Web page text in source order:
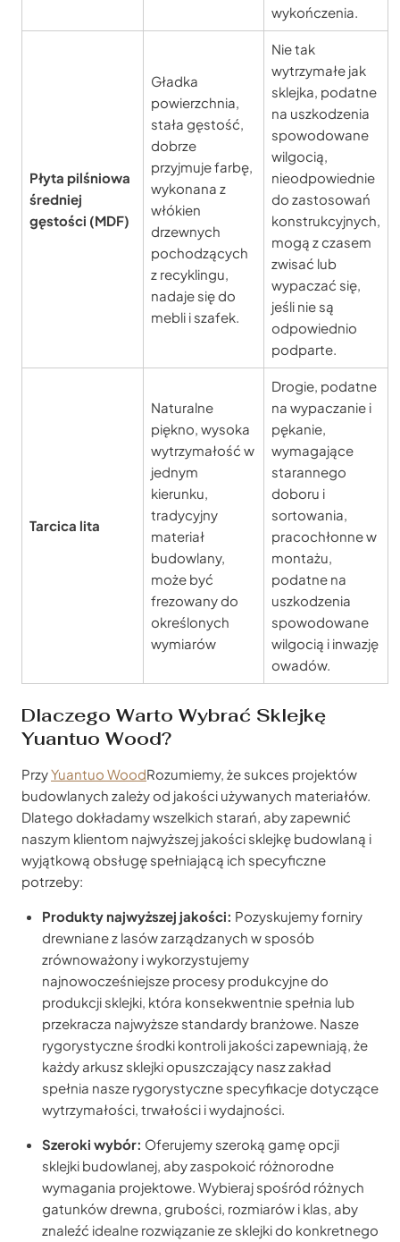
wykończenia.
Płyta pilśniowa
średniej
gęstości (MDF)
Gładka
powierzchnia,
stała gęstość,
dobrze
przyjmuje farbę,
wykonana z
włókien
drzewnych
pochodzących
z recyklingu,
nadaje się do
mebli i szafek.
Nie tak
wytrzymałe jak
sklejka, podatne
na uszkodzenia
spowodowane
wilgocią,
nieodpowiednie
do zastosowań
konstrukcyjnych,
mogą z czasem
zwisać lub
wypaczać się,
jeśli nie są
odpowiednio
podparte.
Tarcica lita
Naturalne
piękno, wysoka
wytrzymałość w
jednym
kierunku,
tradycyjny
materiał
budowlany,
może być
frezowany do
określonych
wymiarów
Drogie, podatne
na wypaczanie i
pękanie,
wymagające
starannego
doboru i
sortowania,
pracochłonne w
montażu,
podatne na
uszkodzenia
spowodowane
wilgocią i inwazję
owadów.
Dlaczego Warto Wybrać Sklejkę
Yuantuo Wood?
PrzyYuantuo WoodRozumiemy, że sukces projektów
budowlanych zależy od jakości używanych materiałów.
Dlatego dokładamy wszelkich starań, aby zapewnić
naszym klientom najwyższej jakości sklejkę budowlaną i
wyjątkową obsługę spełniającą ich specyficzne
potrzeby:
Produkty najwyższej jakości: Pozyskujemy forniry
drewniane z lasów zarządzanych w sposób
zrównoważony i wykorzystujemy
najnowocześniejsze procesy produkcyjne do
produkcji sklejki, która konsekwentnie spełnia lub
przekracza najwyższe standardy branżowe. Nasze
rygorystyczne środki kontroli jakości zapewniają, że
każdy arkusz sklejki opuszczający nasz zakład
spełnia nasze rygorystyczne specyfikacje dotyczące
wytrzymałości, trwałości i wydajności.
Szeroki wybór: Oferujemy szeroką gamę opcji
sklejki budowlanej, aby zaspokoić różnorodne
wymagania projektowe. Wybieraj spośród różnych
gatunków drewna, grubości, rozmiarów i klas, aby
znaleźć idealne rozwiązanie ze sklejki do konkretnego